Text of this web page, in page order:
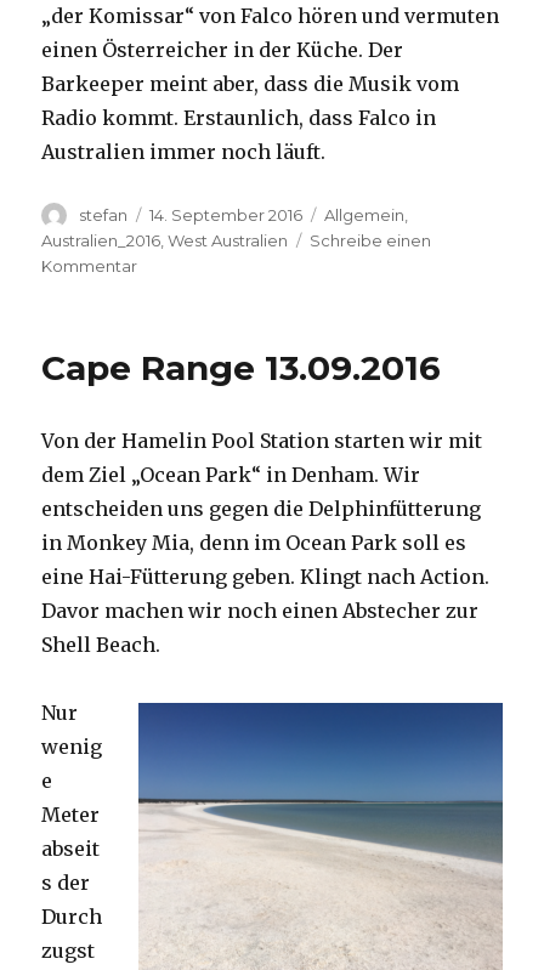
„der Komissar“ von Falco hören und vermuten
einen Österreicher in der Küche. Der
Barkeeper meint aber, dass die Musik vom
Radio kommt. Erstaunlich, dass Falco in
Australien immer noch läuft.
Autor
stefan
Veröffentlicht
am
14. September 2016 Kategorien
Allgemein
Australien_2016 ,West Australien
Schreibe einen
Kommentarzu
Cape Range 13.09.2016
Von der Hamelin Pool Station starten wir mit
dem Ziel „Ocean Park“ in Denham. Wir
entscheiden uns gegen die Delphinfütterung
in Monkey Mia, denn im Ocean Park soll es
eine Hai-Fütterung geben. Klingt nach Action.
Davor machen wir noch einen Abstecher zur
Shell Beach.
Nur
wenig
e
Meter
abseit
s der
Durch
zugst